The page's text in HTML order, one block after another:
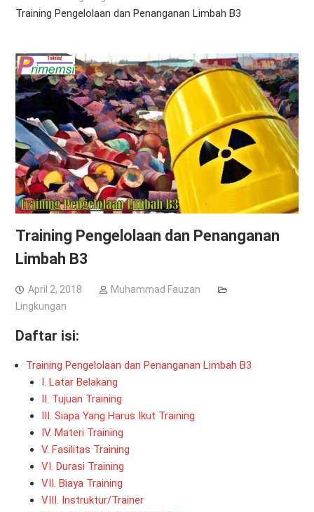
Training Pengelolaan dan Penanganan Limbah B3
Training Pengelolaan dan Penanganan
Limbah B3
April 2, 2018
Muhammad Fauzan
Lingkungan
Daftar isi:
Training Pengelolaan dan Penanganan Limbah B3
I. Latar Belakang
II. Tujuan Training
III. Siapa Yang Harus Ikut Training
IV. Materi Training
V. Fasilitas Training
VI. Durasi Training
VII. Biaya Training
VIII. Instruktur/Trainer